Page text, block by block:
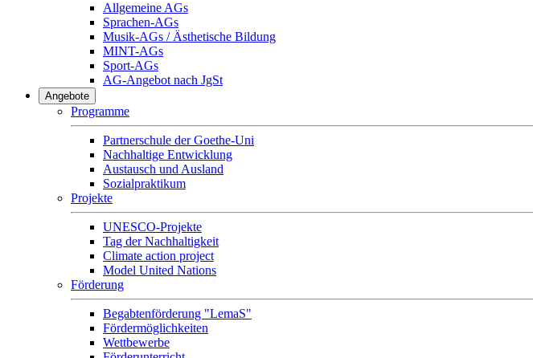
Allgemeine AGs
Sprachen-AGs
Musik-AGs / Ästhetische Bildung
MINT-AGs
Sport-AGs
AG-Angebot nach JgSt
Angebote
Programme
Partnerschule der Goethe-Uni
Nachhaltige Entwicklung
Austausch und Ausland
Sozialpraktikum
Projekte
UNESCO-Projekte
Tag der Nachhaltigkeit
Climate action project
Model United Nations
Förderung
Begabtenförderung "LemaS"
Fördermöglichkeiten
Wettbewerbe